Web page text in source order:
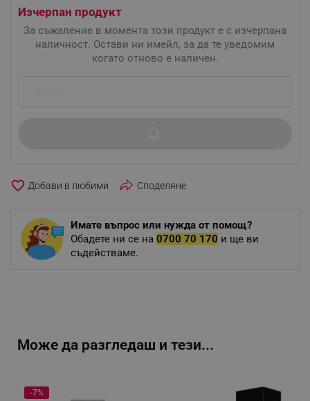
Изчерпан продукт
За съжаление в момента този продукт е с изчерпана
наличност. Остави ни имейл, за да те уведомим
когато отново е наличен.
favorite_border Споделяне
Имате въпрос или нужда от помощ?
Обадете ни се на 0700 70 170 и ще ви
съдействаме.
Може да разгледаш и тези...
-7%